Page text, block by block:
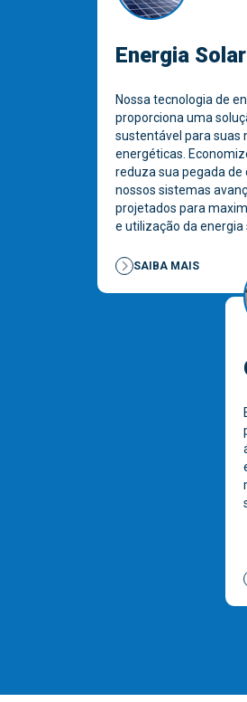
Energia Solar
Nossa tecnologia de
proporciona uma
sustentável para suas
energéticas.
reduza sua pegada de
nossos sistemas
projetados para
e utilização da energia
SAIBA MAIS